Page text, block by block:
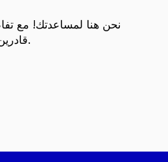
نحن هنا لمساعدتك! مع
قادرين على الرد على استفساراتك.